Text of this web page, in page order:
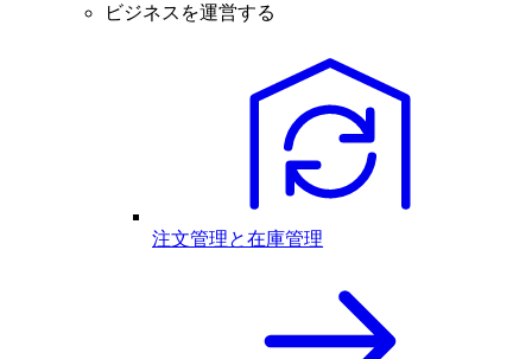
ビジネスを運営する
注文管理と在庫管理